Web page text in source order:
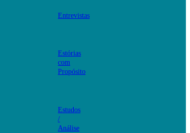
Entrevistas
Estórias
com
Propósito
Estudos
/
Análise